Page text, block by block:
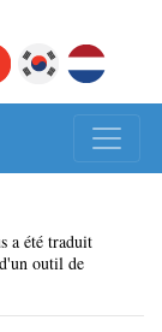
a été traduit
outil de